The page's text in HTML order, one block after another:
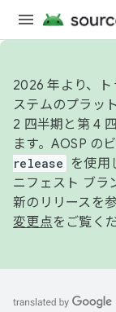
2026 年より、
ステムのプラッ
2 四半期と第 4
ます。AOSP の
release
を使用
ニフェスト ブラ
新のリリースを
変更点をご覧く